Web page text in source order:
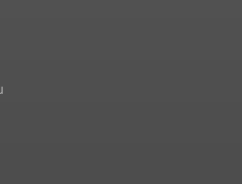
лекции о Крещении Руси